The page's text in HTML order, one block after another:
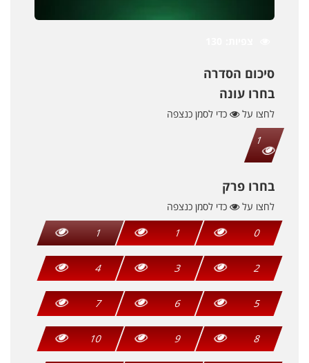
סיכום הסדרה
בחרו עונה
לחצו על
כדי לסמן כנצפה
1
בחרו פרק
לחצו על
כדי לסמן כנצפה
0
1
1
2
3
4
5
6
7
8
9
10